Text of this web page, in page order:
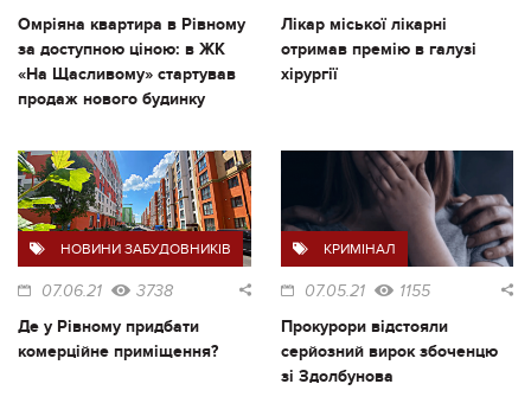
Омріяна квартира в Рівному
за доступною ціною: в ЖК
«На Щасливому» стартував
продаж нового будинку
Лікар міської лікарні
отримав премію в галузі
хірургії
НОВИНИ ЗАБУДОВНИКІВ
07.06.21 3738
Де у Рівному придбати
комерційне приміщення?
КРИМІНАЛ
07.05.21 1155
Прокурори відстояли
серйозний вирок збоченцю
зі Здолбунова